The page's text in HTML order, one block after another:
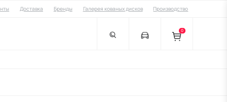
Доставка Бренды Галерея кованых дисков Производство
0